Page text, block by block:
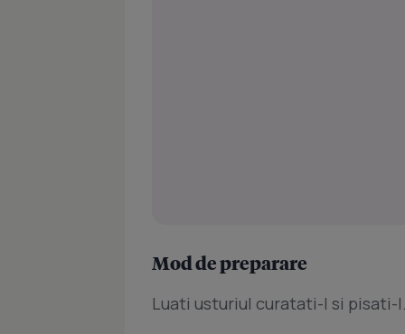
Mod de preparare
Luati usturiul curatati-l si pisati-